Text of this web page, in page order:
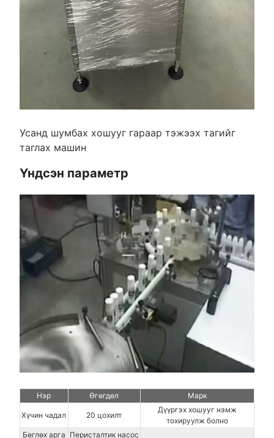
Усанд шумбах хошууг гараар тэжээх тагийг
таглах машин
Үндсэн параметр
Нэр Өгөгдөл Марк
Хүчин чадал 20 цохилт
Дүүргэх хошууг нэмж
тохируулж болно
Бөглөх арга Перисталтик насос